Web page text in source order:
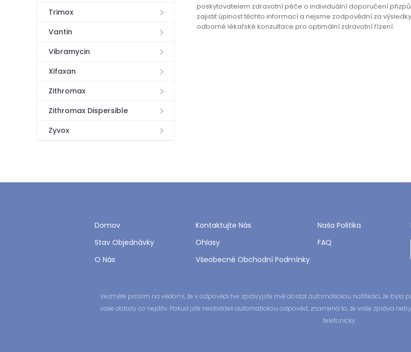
Trimox
Vantin
Vibramycin
Xifaxan
Zithromax
Zithromax Dispersible
Zyvox
poskytovatelem zdravotní péče o individuální doporučení
zajistit úplnost těchto informací a nejsme zodpovědní za
odborné lékařské konzultace pro optimální zdravotní řízení.
Domov Kontaktujte Nás
Naša Politika
Stav Objednávky
Ohlasy
FAQ
O Nás
Všeobecné Obchodní Podmínky
Vezměte prosím na vědomí, že v odpovědi tve zprávyjste měl dostat automatickou notifikaci, že byla
vaše dotazy co nejdřiv. Pokud jste neobdrželi automatickou odpověď, znamená to, že vaše zpráva
telefonicky.